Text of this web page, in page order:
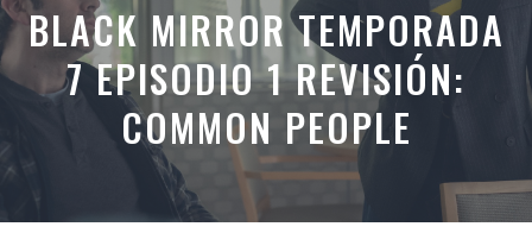
BLACK MIRROR TEMPORADA
7 EPISODIO 1 REVISIÓN:
COMMON PEOPLE